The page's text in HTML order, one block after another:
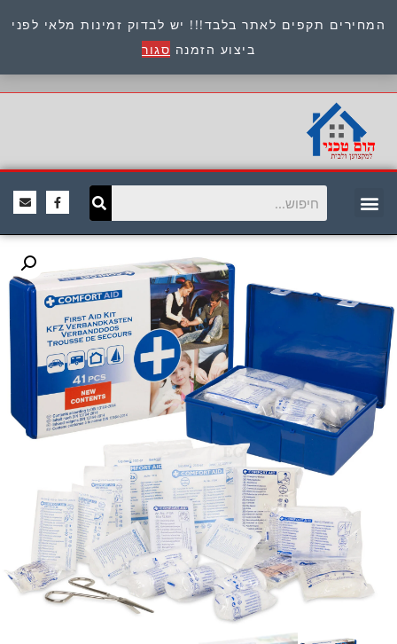
המחירים תקפים לאתר בלבד!!! יש לבדוק זמינות מלאי לפני
ביצוע הזמנה סגור
כתובת : היוזמים 9 אור יהודה שירות לקוחות 054-
8945722